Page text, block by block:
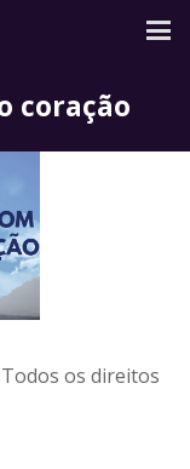
coração
os direitos